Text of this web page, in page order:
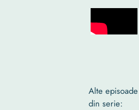
Alte episoade
din serie: